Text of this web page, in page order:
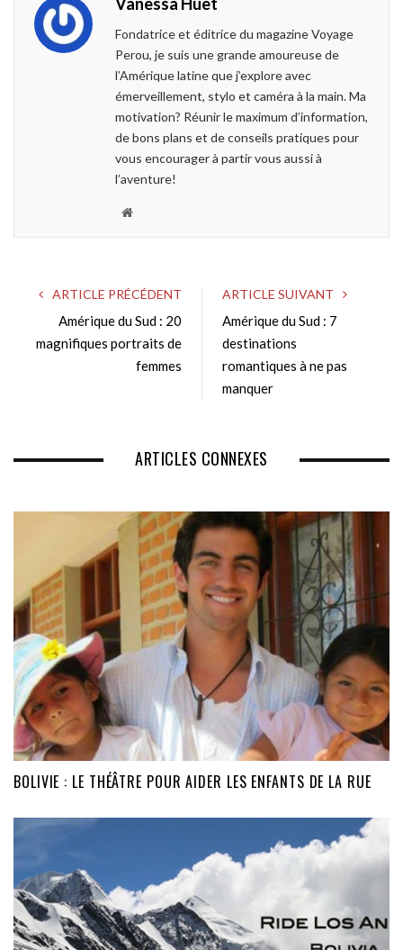
o
k
r
+
I
n
Fondatrice et éditrice du magazine Voyage
Perou, je suis une grande amoureuse de
l’Amérique latine que j’explore avec
émerveillement, stylo et caméra à la main. Ma
motivation? Réunir le maximum d’information,
de bons plans et de conseils pratiques pour
vous encourager à partir vous aussi à
l’aventure!
W
i
t
e
ARTICLE PRÉCÉDENT
Amérique du Sud : 20
magnifiques portraits de
femmes
ARTICLE SUIVANT
Amérique du Sud : 7
destinations
romantiques à ne pas
manquer
ARTICLES CONNEXES
BOLIVIE : LE THÉÂTRE POUR AIDER LES ENFANTS DE LA RUE